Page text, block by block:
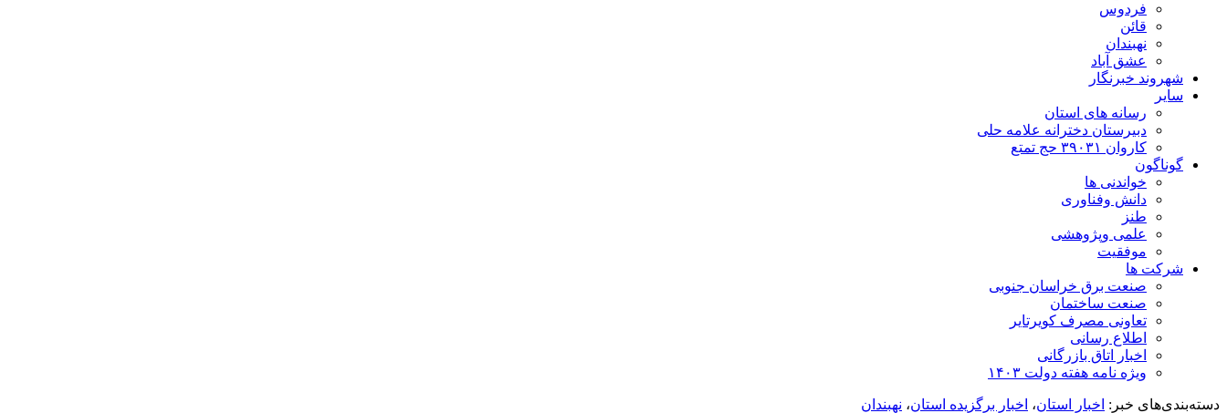
فردوس
قائن
نهبندان
عشق آباد
شهروند خبرنگار
سایر
رسانه های استان
دبیرستان دخترانه علامه حلی
کاروان ۳۹۰۳۱ حج تمتع
گوناگون
خواندنی ها
دانش وفناوری
طنز
علمی وپژوهشی
موفقیت
شرکت ها
صنعت برق خراسان جنوبی
صنعت ساختمان
تعاونی مصرف کویرتایر
اطلاع رسانی
اخبار اتاق بازرگانی
ویژه نامه هفته دولت ۱۴۰۳
دسته‌بندی‌های خبر: اخبار استان، اخبار برگزیده استان، نهبندان